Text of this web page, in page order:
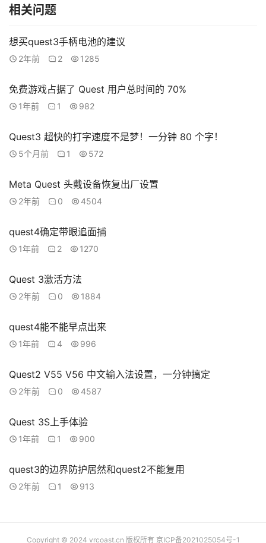
相关问题
想买quest3手柄电池的建议
2年前 2 1285
免费游戏占据了 Quest 用户总时间的 70%
1年前 1 982
Quest3 超快的打字速度不是梦！一分钟 80 个字！
5个月前 1 572
Meta Quest 头戴设备恢复出厂设置
2年前 0 4504
quest4确定带眼追面捕
1年前 2 1270
Quest 3激活方法
2年前 0 1884
quest4能不能早点出来
1年前 4 996
Quest2 V55 V56 中文输入法设置，一分钟搞定
2年前 0 4587
Quest 3S上手体验
1年前 1 900
quest3的边界防护居然和quest2不能复用
2年前 1 913
Copyright © 2024 vrcoast.cn 版权所有 京ICP备2021025054号-1